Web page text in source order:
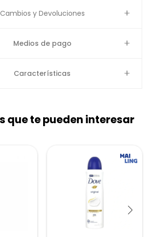
Cambios y Devoluciones
Medios de pago
Características
que te pueden interesar